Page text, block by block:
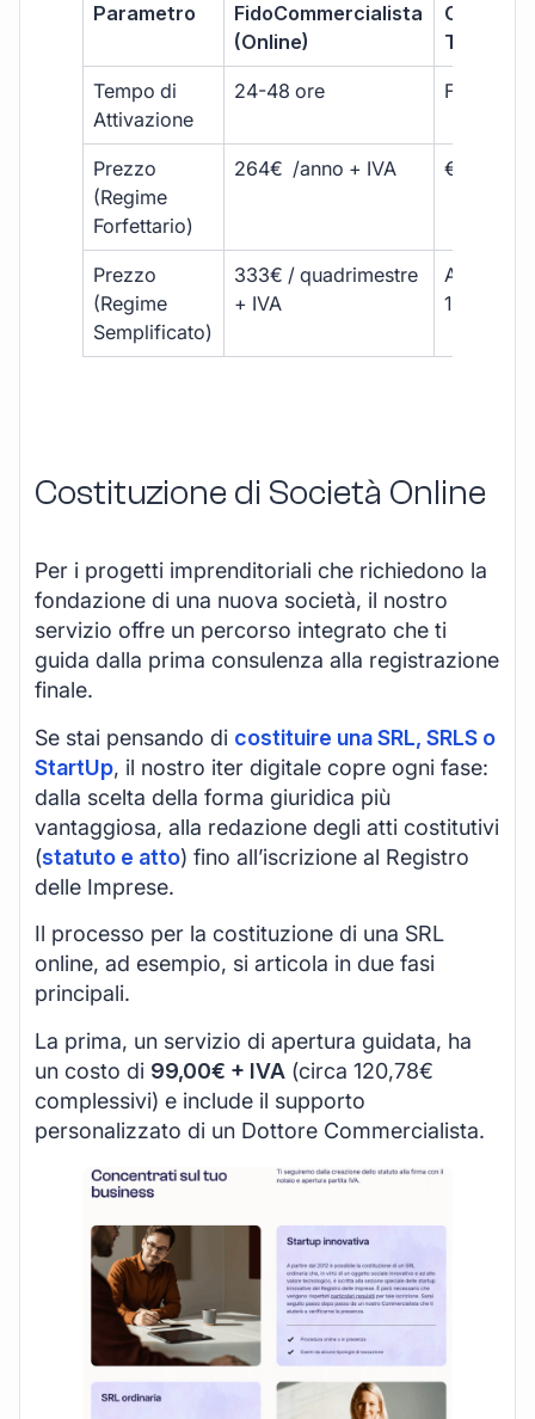
Parametro
FidoCommercialista
(Online)
Tempo di
Attivazione
24-48 ore Fino a 30
Prezzo
(Regime
Forfettario)
264€ /anno + IVA €500 –
Prezzo
(Regime
Semplificato)
333€ / quadrimestre
+ IVA
A partire
1800 € +
Costituzione di Società Online
Per i progetti imprenditoriali che richiedono la
fondazione di una nuova società, il nostro
servizio offre un percorso integrato che ti
guida dalla prima consulenza alla registrazione
finale.
Se stai pensando di costituire una SRL, SRLS o
StartUp, il nostro iter digitale copre ogni fase:
dalla scelta della forma giuridica più
vantaggiosa, alla redazione degli atti costitutivi
(statuto e atto) fino all’iscrizione al Registro
delle Imprese.
Il processo per la costituzione di una SRL
online, ad esempio, si articola in due fasi
principali.
La prima, un servizio di apertura guidata, ha
un costo di 99,00€ + IVA (circa 120,78€
complessivi) e include il supporto
personalizzato di un Dottore Commercialista.